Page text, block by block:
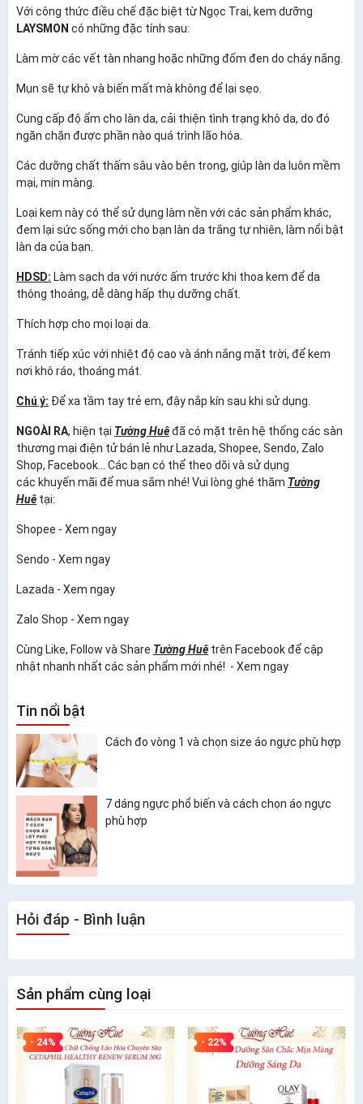
Với công thức điều chế đặc biệt từ Ngọc Trai, kem dưỡng
LAYSMON có những đặc tính sau:
Làm mờ các vết tàn nhang hoặc những đốm đen do cháy nắng.
Mụn sẽ tự khô và biến mất mà không để lại sẹo.
Cung cấp độ ẩm cho làn da, cải thiện tình trạng khô da, do đó
ngăn chặn được phần nào quá trình lão hóa.
Các dưỡng chất thấm sâu vào bên trong, giúp làn da luôn mềm
mại, mịn màng.
Loại kem này có thể sử dụng làm nền với các sản phẩm khác,
đem lại sức sống mới cho bạn làn da trắng tự nhiên, làm nổi bật
làn da của bạn.
HDSD: Làm sạch da với nước ấm trước khi thoa kem để da
thông thoáng, dễ dàng hấp thụ dưỡng chất.
Thích hợp cho mọi loại da.
Tránh tiếp xúc với nhiệt độ cao và ánh nắng mặt trời, để kem
nơi khô ráo, thoáng mát.
Chú ý: Để xa tầm tay trẻ em, đậy nắp kín sau khi sử dụng.
NGOÀI RA, hiện tại Tường Huêđã có mặt trên hệ thống các sàn
thương mại điện tử bán lẻ như Lazada, Shopee, Sendo, Zalo
Shop, Facebook... Các bạn có thể theo dõi và sử dụng
các khuyến mãi để mua sắm nhé! Vui lòng ghé thăm Tường
Huê tại:
Shopee - Xem ngay
Sendo - Xem ngay
Lazada - Xem ngay
Zalo Shop - Xem ngay
Cùng Like, Follow và Share Tường Huê trên Facebookđể cập
nhật nhanh nhất các sản phẩm mới nhé! - Xem ngay
Tin nổi bật
Cách đo vòng 1 và chọn size áo ngực phù hợp
7 dáng ngực phổ biến và cách chọn áo ngực
phù hợp
Hỏi đáp - Bình luận
Sản phẩm cùng loại
- 24% - 22%